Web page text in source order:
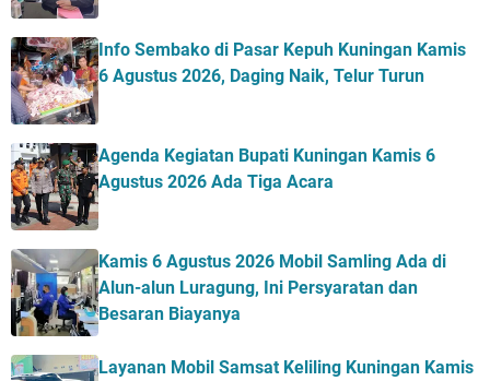
Info Sembako di Pasar Kepuh Kuningan Kamis
6 Agustus 2026, Daging Naik, Telur Turun
Agenda Kegiatan Bupati Kuningan Kamis 6
Agustus 2026 Ada Tiga Acara
Kamis 6 Agustus 2026 Mobil Samling Ada di
Alun-alun Luragung, Ini Persyaratan dan
Besaran Biayanya
Layanan Mobil Samsat Keliling Kuningan Kamis